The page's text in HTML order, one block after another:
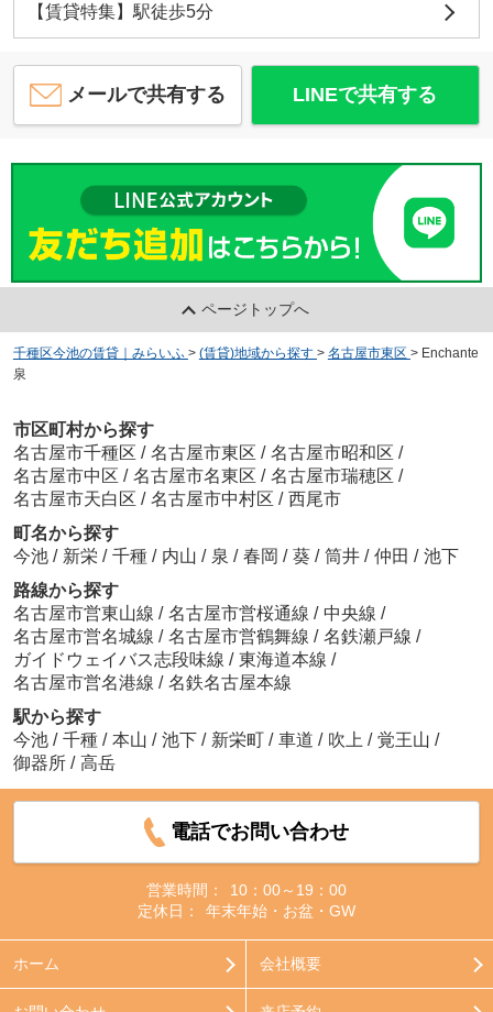
【賃貸特集】駅徒歩5分
メールで共有する LINEで共有する
ページトップへ
千種区今池の賃貸｜みらいふ > (賃貸)地域から探す > 名古屋市東区 > Enchante
泉
市区町村から探す
名古屋市千種区 / 名古屋市東区 / 名古屋市昭和区 /
名古屋市中区 / 名古屋市名東区 / 名古屋市瑞穂区 /
名古屋市天白区 / 名古屋市中村区 / 西尾市
町名から探す
今池 / 新栄 / 千種 / 内山 / 泉 / 春岡 / 葵 / 筒井 / 仲田 / 池下
路線から探す
名古屋市営東山線 / 名古屋市営桜通線 / 中央線 /
名古屋市営名城線 / 名古屋市営鶴舞線 / 名鉄瀬戸線 /
ガイドウェイバス志段味線 / 東海道本線 /
名古屋市営名港線 / 名鉄名古屋本線
駅から探す
今池 / 千種 / 本山 / 池下 / 新栄町 / 車道 / 吹上 / 覚王山 /
御器所 / 高岳
電話でお問い合わせ
営業時間：
10：00～19：00
定休日：
年末年始・お盆・GW
ホーム 会社概要